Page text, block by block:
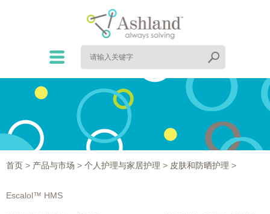
首页 > 产品与市场 > 个人护理与家居护理 > 皮肤和防晒护理 >
Escalol™ HMS